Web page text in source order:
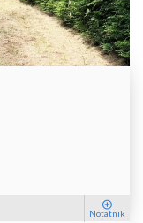
Notatnik